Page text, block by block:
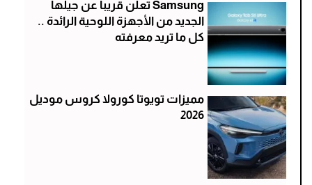
Samsung تعلن قريبا عن جيلها
الجديد من الأجهزة اللوحية الرائدة ..
كل ما تريد معرفته
مميزات تويوتا كورولا كروس موديل
2026